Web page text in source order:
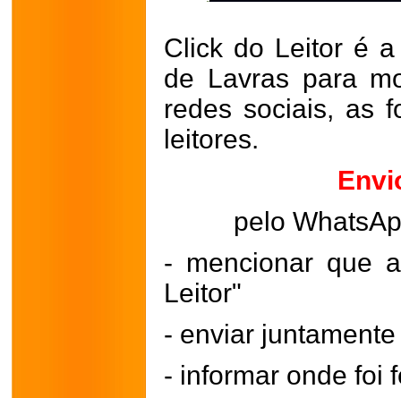
Click do Leitor é
de Lavras para
redes sociais, as
leitores.
pelo
- mencionar que
Leitor"
- enviar
- informar onde foi